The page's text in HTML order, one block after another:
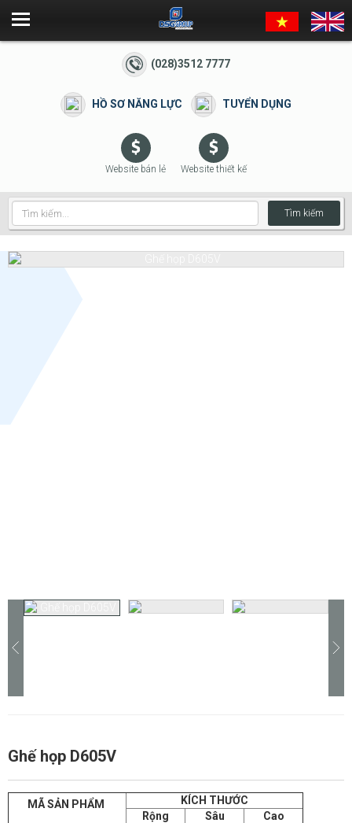
(028)3512 7777
HỒ SƠ NĂNG LỰC TUYỂN DỤNG
Website bán lẻ Website thiết kế
Tìm kiếm
Ghế họp D605V
MÃ SẢN PHẨM
KÍCH THƯỚC
Rộng
Sâu
Cao